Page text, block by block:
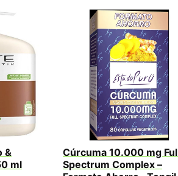
&
ml
Cúrcuma 10.000 mg
Spectrum Complex –